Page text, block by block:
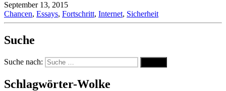
September 13, 2015
Chancen, Essays, Fortschritt, Internet, Sicherheit
Suche
Suche nach:
Schlagwörter-Wolke